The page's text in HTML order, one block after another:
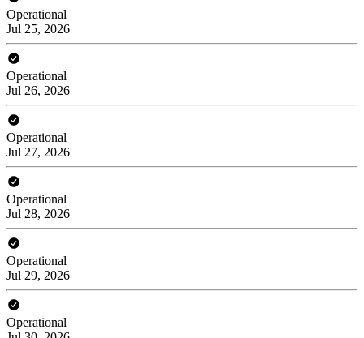
Operational
Jul 25, 2026
Operational
Jul 26, 2026
Operational
Jul 27, 2026
Operational
Jul 28, 2026
Operational
Jul 29, 2026
Operational